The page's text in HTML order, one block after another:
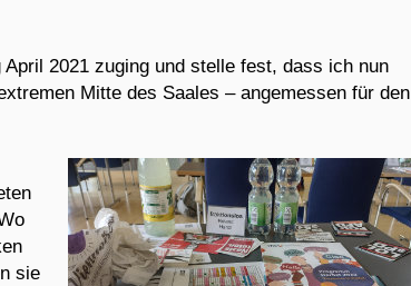
2021 zuging und stelle fest, dass ich nun
Mitte des Saales – angemessen für den
sie